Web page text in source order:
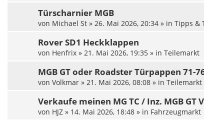
Türscharnier MGB
von Michael St » 26. Mai 2026, 20:34 » in Tipps &
Rover SD1 Heckklappen
von Henfrix » 21. Mai 2026, 19:35 » in Teilemarkt
MGB GT oder Roadster Türpappen 71-
von Volkmar » 21. Mai 2026, 08:08 » in Teilemarkt
Verkaufe meinen MG TC / Inz. MGB GT
von HJZ » 14. Mai 2026, 18:48 » in Fahrzeugmarkt